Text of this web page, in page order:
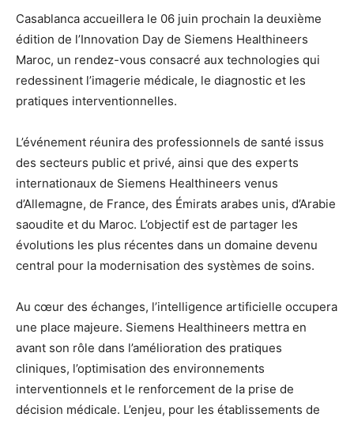
Casablanca accueillera le 06 juin prochain la deuxième
édition de l’Innovation Day de Siemens Healthineers
Maroc, un rendez-vous consacré aux technologies qui
redessinent l’imagerie médicale, le diagnostic et les
pratiques interventionnelles.
L’événement réunira des professionnels de santé issus
des secteurs public et privé, ainsi que des experts
internationaux de Siemens Healthineers venus
d’Allemagne, de France, des Émirats arabes unis, d’Arabie
saoudite et du Maroc. L’objectif est de partager les
évolutions les plus récentes dans un domaine devenu
central pour la modernisation des systèmes de soins.
Au cœur des échanges, l’intelligence artificielle occupera
une place majeure. Siemens Healthineers mettra en
avant son rôle dans l’amélioration des pratiques
cliniques, l’optimisation des environnements
interventionnels et le renforcement de la prise de
décision médicale. L’enjeu, pour les établissements de